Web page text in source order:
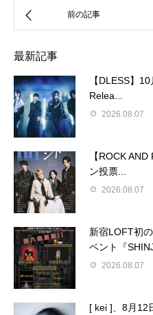
最新記事
【DLESS】
Relea...
2026.08.07
【ROCK
ン投票...
2026.08.07
新宿LOFT初
ベント『
2026.08.07
[ kei ]、8月12